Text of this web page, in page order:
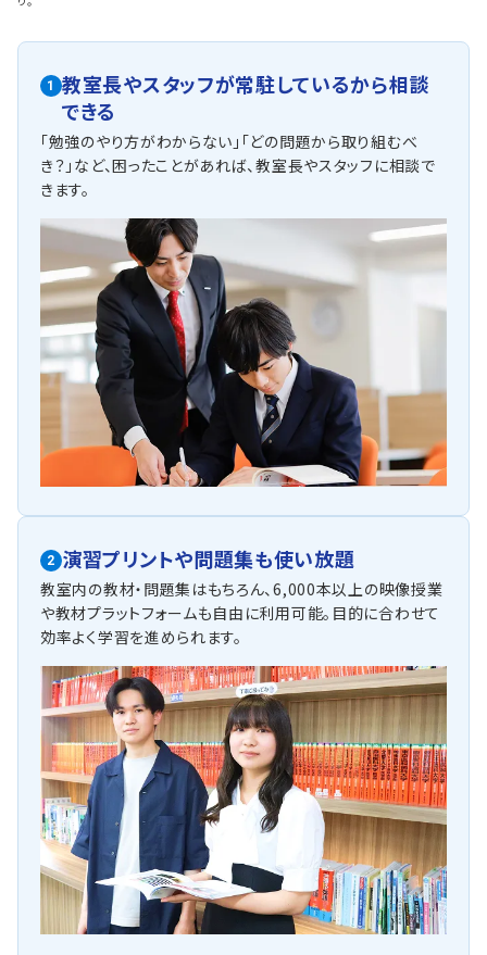
1
教室長やスタッフが常駐しているから相談
できる
「勉強のやり方がわからない」「どの問題から取り組むべ
き？」など、困ったことがあれば、教室長やスタッフに相談で
きます。
2 演習プリントや問題集も使い放題
教室内の教材・問題集はもちろん、6,000本以上の映像授業
や教材プラットフォームも自由に利用可能。目的に合わせて
効率よく学習を進められます。